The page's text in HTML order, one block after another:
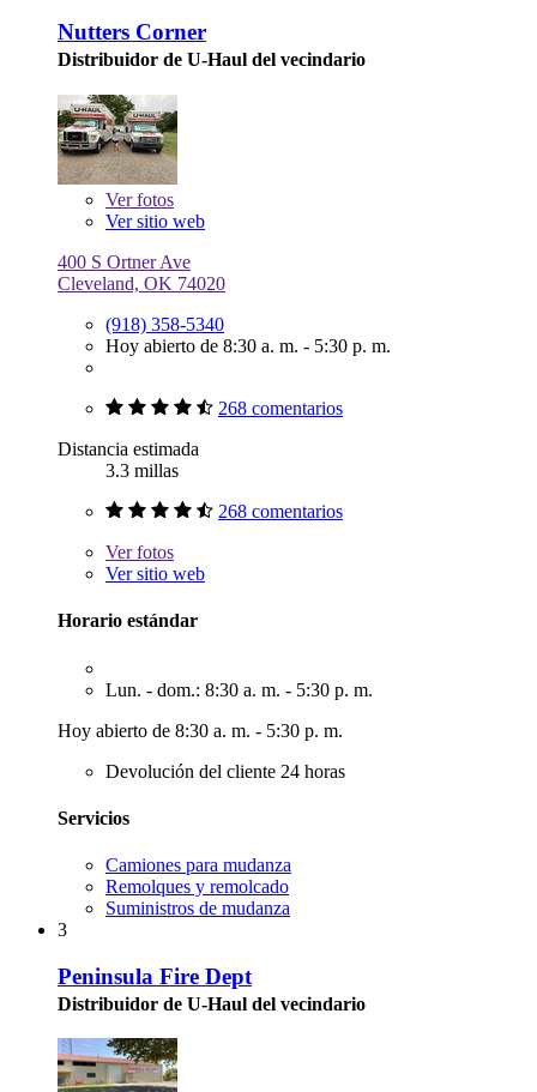
Nutters Corner
Distribuidor de U-Haul del vecindario
Verfotos
Ver sitio web
400 S Ortner Ave
Cleveland, OK 74020
(918) 358-5340
Hoy abierto de 8:30 a. m. - 5:30 p. m.
268 comentarios
Distancia estimada
3.3 millas
268 comentarios
Verfotos
Ver sitio web
Horario estándar
Lun. - dom.: 8:30 a. m. - 5:30 p. m.
Hoy abierto de 8:30 a. m. - 5:30 p. m.
Devolución del cliente 24 horas
Servicios
Camiones para mudanza
Remolques y remolcado
Suministros de mudanza
3
Peninsula Fire Dept
Distribuidor de U-Haul del vecindario